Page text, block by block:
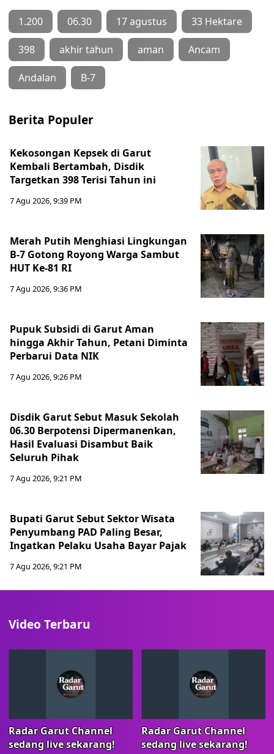
1.200 06.30 17 agustus 33 Hektare
398 akhir tahun aman Ancam
Andalan B-7
Berita Populer
Kekosongan Kepsek di Garut
Kembali Bertambah, Disdik
Targetkan 398 Terisi Tahun ini
7 Agu 2026, 9:39 PM
Merah Putih Menghiasi Lingkungan
B-7 Gotong Royong Warga Sambut
HUT Ke-81 RI
7 Agu 2026, 9:36 PM
Pupuk Subsidi di Garut Aman
hingga Akhir Tahun, Petani Diminta
Perbarui Data NIK
7 Agu 2026, 9:26 PM
Disdik Garut Sebut Masuk Sekolah
06.30 Berpotensi Dipermanenkan,
Hasil Evaluasi Disambut Baik
Seluruh Pihak
7 Agu 2026, 9:21 PM
Bupati Garut Sebut Sektor Wisata
Penyumbang PAD Paling Besar,
Ingatkan Pelaku Usaha Bayar Pajak
7 Agu 2026, 9:21 PM
Video Terbaru
Radar Garut Channel
sedang live sekarang!
Radar Garut Channel
sedang live sekarang!